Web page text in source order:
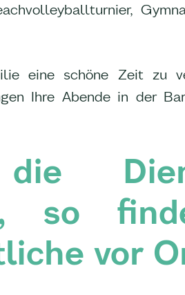
eine schöne Zeit zu
Ihre Abende in der
so
vor